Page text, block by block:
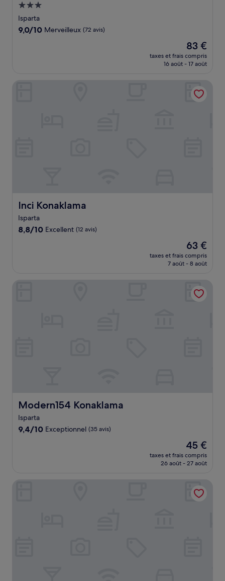
Hébergement
3.0 étoiles
Isparta
9.0
9,0/10 Merveilleux (72 avis)
Le
nouveau
prix
de
83 €
83 €
taxes et frais compris
16 août - 17 août
Inci Konaklama
Inci Konaklama
Isparta
8.8
8,8/10 Excellent (12 avis)
Le
nouveau
prix
de
63 €
63 €
taxes et frais compris
7 août - 8 août
Modern154 Konaklama
Modern154 Konaklama
Isparta
9.4
9,4/10 Exceptionnel (35 avis)
Le
nouveau
prix
de
45 €
45 €
taxes et frais compris
26 août - 27 août